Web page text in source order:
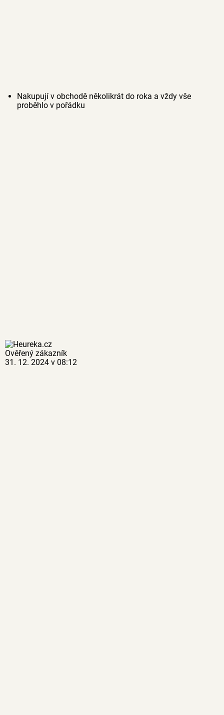
Nakupují v obchodě několikrát do roka a vždy vše
proběhlo v pořádku
Ověřený zákazník
31. 12. 2024 v 08:12